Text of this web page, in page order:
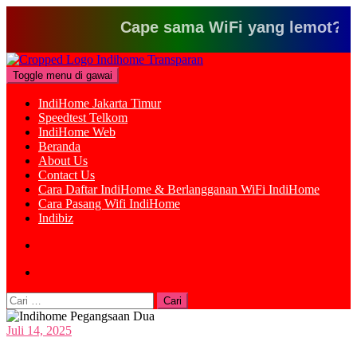
Cape sama WiFi yang lemot? Klik
Loncat
ke
konten
Toggle menu di gawai
IndiHome Jakarta Timur
Speedtest Telkom
IndiHome Web
Beranda
About Us
Contact Us
Cara Daftar IndiHome & Berlangganan WiFi IndiHome
Cara Pasang Wifi IndiHome
Indibiz
Cari
untuk:
Juli 14, 2025